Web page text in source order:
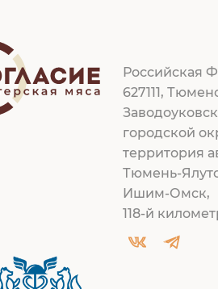
Российская
627111,
городской
территория
Тюмень-
Ишим-Омск,
118-й